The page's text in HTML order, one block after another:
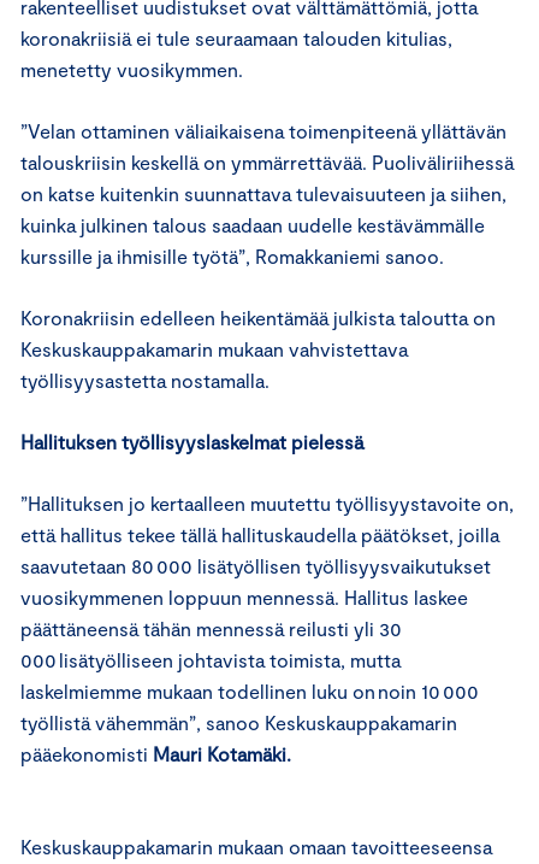
rakenteelliset uudistukset ovat välttämättömiä, jotta
koronakriisiä ei tule seuraamaan talouden kitulias,
menetetty vuosikymmen.
”Velan ottaminen väliaikaisena toimenpiteenä yllättävän
talouskriisin keskellä on ymmärrettävää. Puoliväliriihessä
on katse kuitenkin suunnattava tulevaisuuteen ja siihen,
kuinka julkinen talous saadaan uudelle kestävämmälle
kurssille ja ihmisille työtä”, Romakkaniemi sanoo.
Koronakriisin edelleen heikentämää julkista taloutta on
Keskuskauppakamarin mukaan vahvistettava
työllisyysastetta nostamalla.
Hallituksen työllisyyslaskelmat pielessä
”Hallituksen jo kertaalleen muutettu työllisyystavoite on,
että hallitus tekee tällä hallituskaudella päätökset, joilla
saavutetaan 80 000 lisätyöllisen työllisyysvaikutukset
vuosikymmenen loppuun mennessä. Hallitus laskee
päättäneensä tähän mennessä reilusti yli 30
000 lisätyölliseen johtavista toimista, mutta
laskelmiemme mukaan todellinen luku on noin 10 000
työllistä vähemmän”, sanoo Keskuskauppakamarin
pääekonomisti Mauri Kotamäki.
Keskuskauppakamarin mukaan omaan tavoitteeseensa